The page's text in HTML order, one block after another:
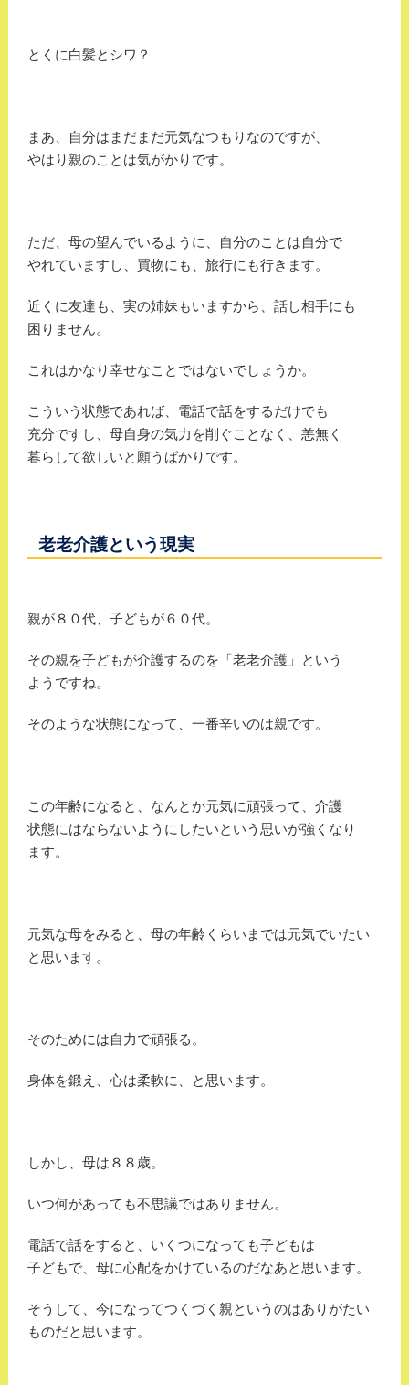
とくに白髪とシワ？
まあ、自分はまだまだ元気なつもりなのですが、
やはり親のことは気がかりです。
ただ、母の望んでいるように、自分のことは自分で
やれていますし、買物にも、旅行にも行きます。
近くに友達も、実の姉妹もいますから、話し相手にも
困りません。
これはかなり幸せなことではないでしょうか。
こういう状態であれば、電話で話をするだけでも
充分ですし、母自身の気力を削ぐことなく、恙無く
暮らして欲しいと願うばかりです。
老老介護という現実
親が８０代、子どもが６０代。
その親を子どもが介護するのを「老老介護」という
ようですね。
そのような状態になって、一番辛いのは親です。
この年齢になると、なんとか元気に頑張って、介護
状態にはならないようにしたいという思いが強くなり
ます。
元気な母をみると、母の年齢くらいまでは元気でいたい
と思います。
そのためには自力で頑張る。
身体を鍛え、心は柔軟に、と思います。
しかし、母は８８歳。
いつ何があっても不思議ではありません。
電話で話をすると、いくつになっても子どもは
子どもで、母に心配をかけているのだなあと思います。
そうして、今になってつくづく親というのはありがたい
ものだと思います。